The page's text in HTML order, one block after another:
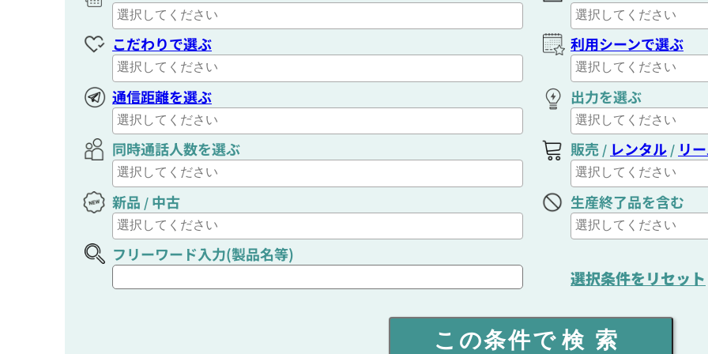
こだわりで選ぶ 利用シーンで選ぶ
通信距離を選ぶ 出力を選ぶ
同時通話人数を選ぶ 販売 / レンタル / リ
新品 / 中古 生産終了品を含む
フリーワード入力(製品名等)
選択条件をリセット
この条件で 検索